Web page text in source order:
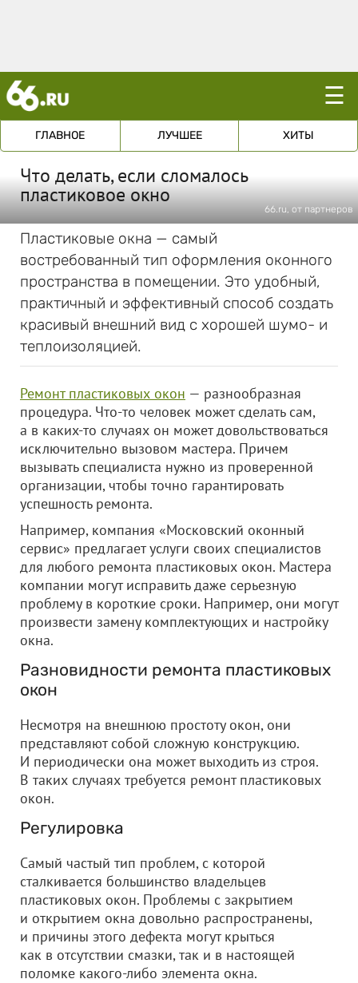
☰
ГЛАВНОЕ ЛУЧШЕЕ ХИТЫ
Что делать, если сломалось
пластиковое окно
66.ru, от партнеров
Пластиковые окна — самый
востребованный тип оформления оконного
пространства в помещении. Это удобный,
практичный и эффективный способ создать
красивый внешний вид с хорошей шумо- и
теплоизоляцией.
Ремонт пластиковых окон — разнообразная
процедура. Что-то человек может сделать сам,
а в каких-то случаях он может довольствоваться
исключительно вызовом мастера. Причем
вызывать специалиста нужно из проверенной
организации, чтобы точно гарантировать
успешность ремонта.
Например, компания «Московский оконный
сервис» предлагает услуги своих специалистов
для любого ремонта пластиковых окон. Мастера
компании могут исправить даже серьезную
проблему в короткие сроки. Например, они могут
произвести замену комплектующих и настройку
окна.
Разновидности ремонта пластиковых
окон
Несмотря на внешнюю простоту окон, они
представляют собой сложную конструкцию.
И периодически она может выходить из строя.
В таких случаях требуется ремонт пластиковых
окон.
Регулировка
Самый частый тип проблем, с которой
сталкивается большинство владельцев
пластиковых окон. Проблемы с закрытием
и открытием окна довольно распространены,
и причины этого дефекта могут крыться
как в отсутствии смазки, так и в настоящей
поломке какого-либо элемента окна.